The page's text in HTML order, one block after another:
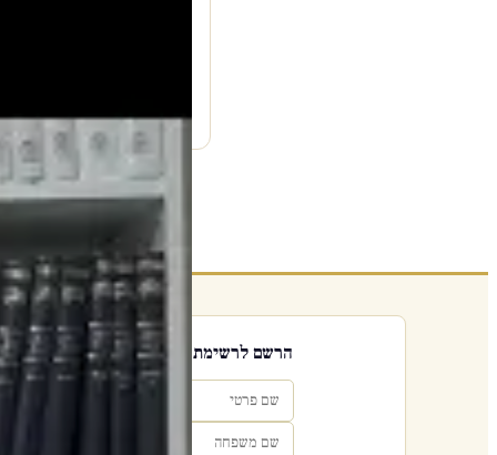
עמוד היוטיוב ↗
הרשם לרשימת אימייל שבועי